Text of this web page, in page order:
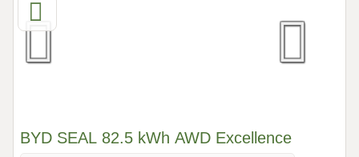
BYD SEAL 82.5 kWh AWD Excellence